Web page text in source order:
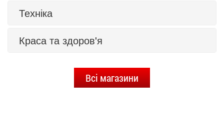
Техніка
Краса та здоров'я
Всі магазини